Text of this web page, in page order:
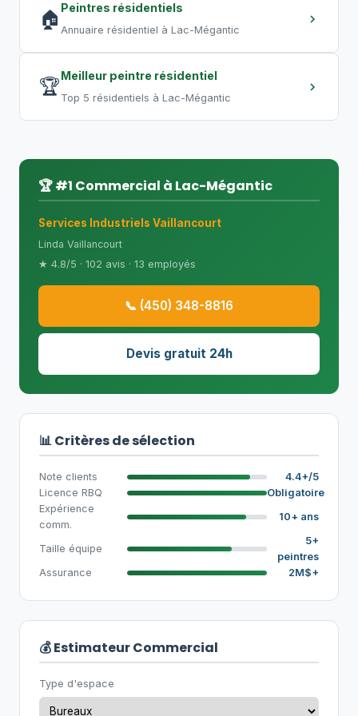
🏠 Peintres résidentiels
Annuaire résidentiel à Lac-Mégantic
🏆Meilleur peintre résidentiel
Top 5 résidentiels à Lac-Mégantic
🏆 #1 Commercial à Lac-Mégantic
Services Industriels Vaillancourt
Linda Vaillancourt
★ 4.8/5 · 102 avis · 13 employés
📞 (450) 348-8816
Devis gratuit 24h
📊 Critères de sélection
Note clients
4.4+/5
Licence RBQ
Obligatoire
Expérience
comm.
10+ ans
Taille équipe
5+
peintres
Assurance
2M$+
💰 Estimateur Commercial
Type d'espace